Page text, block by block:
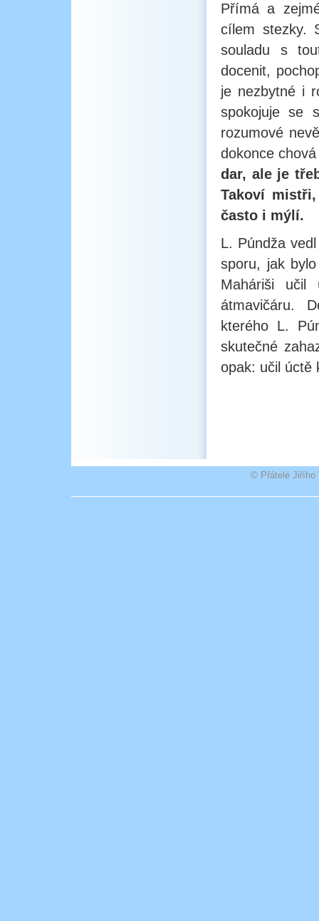
Přímá a
cílem stezky.
souladu s
docenit,
je nezbytné i
spokojuje se
rozumové
dokonce
dar, ale je
Takoví
často i mýlí.
L. Púndža
sporu, jak
Maháriši
átmavičáru.
kterého L.
skutečné
opak: učil úctě
© Přátelé